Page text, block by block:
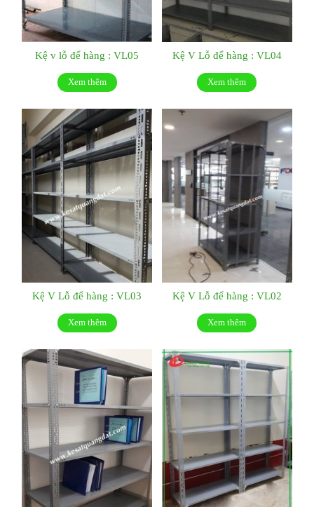
Kệ v lỗ để hàng : VL05
Xem thêm
Kệ V Lỗ để hàng : VL04
Xem thêm
Kệ V Lỗ để hàng : VL03
Xem thêm
Kệ V Lỗ để hàng : VL02
Xem thêm